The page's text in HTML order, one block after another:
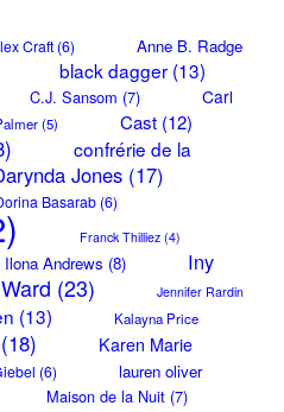
Craft(6)
Anne B. Radge
black dagger(13)
C.J. Sansom (7)
Carl
(5) Cast(12)
confrérie de la
Jones(17)
Basarab(6)
Franck Thilliez(4)
Ilona Andrews (8)
Iny
(23)
Jennifer Rardin
(13)
Kalayna Price
Karen Marie
(6)
lauren oliver
Maison de la Nuit(7)